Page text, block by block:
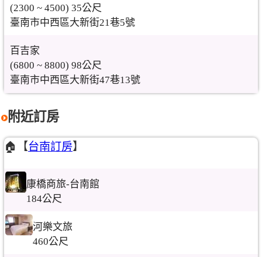
(2300 ~ 4500) 35公尺
臺南市中西區大新街21巷5號
百吉家
(6800 ~ 8800) 98公尺
臺南市中西區大新街47巷13號
附近訂房
🏠【台南訂房】
康橋商旅-台南館
184公尺
河樂文旅
460公尺